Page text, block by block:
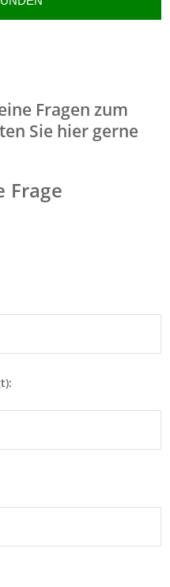
Fragen zum
Sie hier gerne
Frage